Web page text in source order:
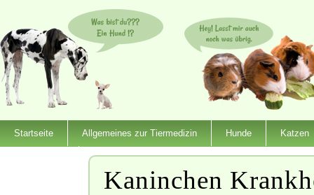
Startseite Allgemeines zur Tiermedizin Hunde Katzen
Kaninchen